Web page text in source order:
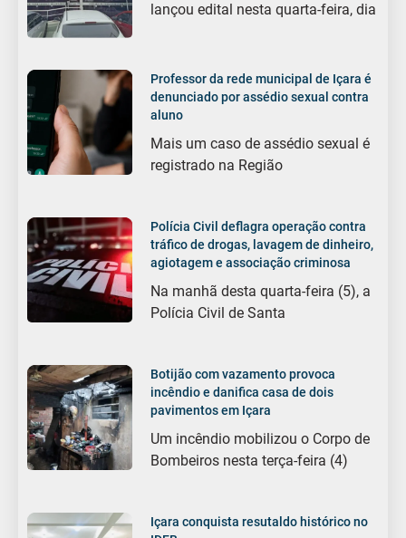
lançou edital nesta quarta-feira, dia
Professor da rede municipal de Içara é
denunciado por assédio sexual contra
aluno
Mais um caso de assédio sexual é
registrado na Região
Polícia Civil deflagra operação contra
tráfico de drogas, lavagem de dinheiro,
agiotagem e associação criminosa
Na manhã desta quarta-feira (5), a
Polícia Civil de Santa
Botijão com vazamento provoca
incêndio e danifica casa de dois
pavimentos em Içara
Um incêndio mobilizou o Corpo de
Bombeiros nesta terça-feira (4)
Içara conquista resutaldo histórico no